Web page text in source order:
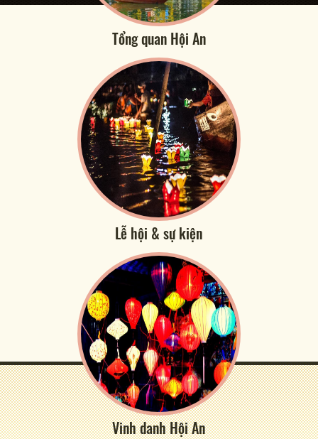
Tổng quan Hội An
Lễ hội & sự kiện
Vinh danh Hội An